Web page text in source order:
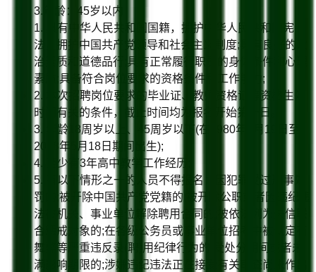
3.年龄：45岁以内
1. 具有中华人民共和国国籍，拥护中华人民共和国宪
法，拥护中国共产党领导和社会主义制度;具有良好的政
治素质和道德品行;具有正常履行职责的身体条件和心理
素质;具备符合岗位要求的资格条件和工作能力;
2. 本次招聘岗位要求的毕业证、教师资格证等资格生效
时间有关的条件，截止时间均为报名开始第一日。
3. 年龄18周岁以上、45周岁以下(在1980年5月19日至
2008年5月18日期间出生);
4. 至少有3年高中教学工作经历;
5. 有以下情形之一的人员不得报名：因犯罪受过刑事处
罚的;被开除中国共产党党籍的;被开除公职或者因违纪违
法被机关、事业单位解除聘用合同的;被依法列为失信联
合惩戒对象的;在各级公务员或事业单位招考中被认定有
舞弊等严重违反录(聘)用纪律行为的;受处分期间或者未
满影响期限的;涉嫌违纪违法正在接受有关审查尚未作出